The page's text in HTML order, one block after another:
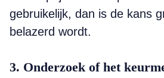
gebruikelijk, dan is de kans
belazerd wordt.
3. Onderzoek of het